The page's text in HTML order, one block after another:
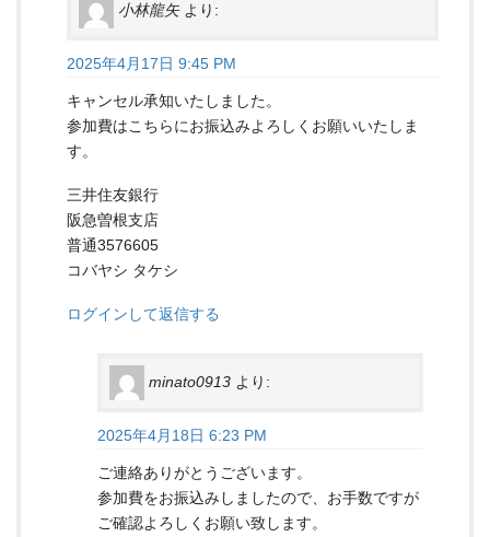
小林龍矢 より:
2025年4月17日 9:45 PM
キャンセル承知いたしました。
参加費はこちらにお振込みよろしくお願いいたしま
す。
三井住友銀行
阪急曽根支店
普通3576605
コバヤシ タケシ
ログインして返信する
minato0913 より:
2025年4月18日 6:23 PM
ご連絡ありがとうございます。
参加費をお振込みしましたので、お手数ですが
ご確認よろしくお願い致します。